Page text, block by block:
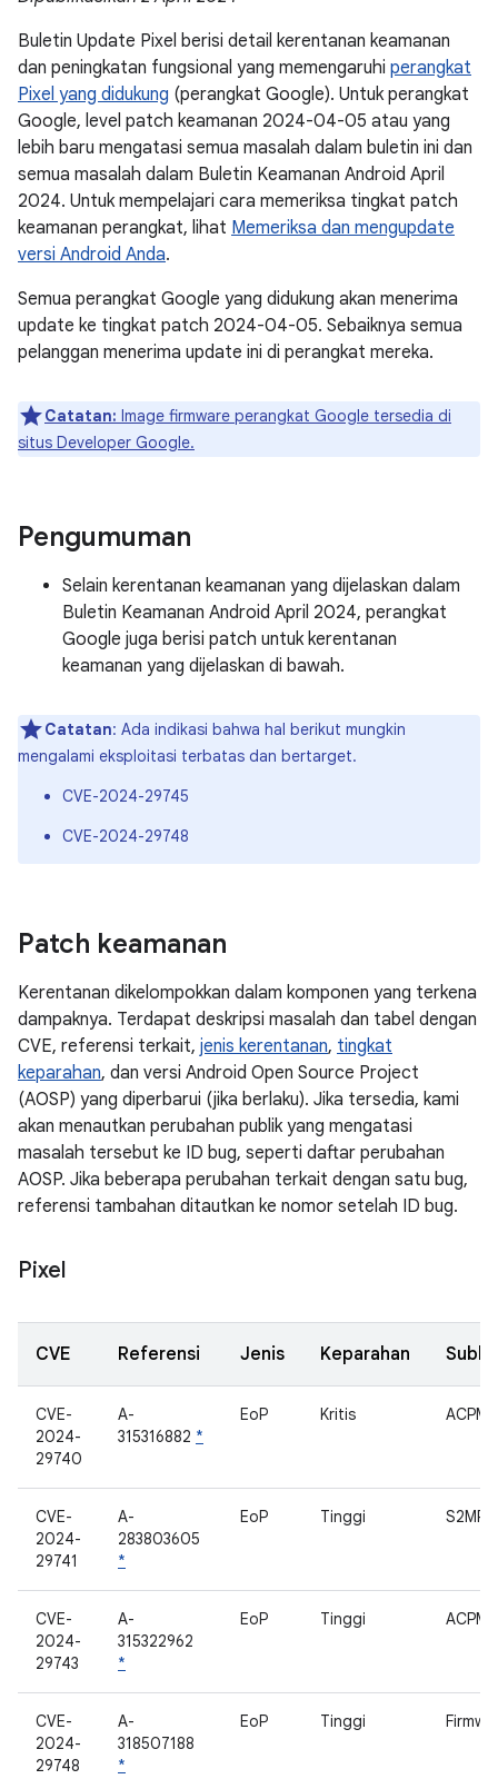
Buletin Update Pixel berisi detail kerentanan keamanan
dan peningkatan fungsional yang memengaruhi perangkat
Pixel yang didukung (perangkat Google). Untuk perangkat
Google, level patch keamanan 2024-04-05 atau yang
lebih baru mengatasi semua masalah dalam buletin ini dan
semua masalah dalam Buletin Keamanan Android April
2024. Untuk mempelajari cara memeriksa tingkat patch
keamanan perangkat, lihat Memeriksa dan mengupdate
versi Android Anda.
Semua perangkat Google yang didukung akan menerima
update ke tingkat patch 2024-04-05. Sebaiknya semua
pelanggan menerima update ini di perangkat mereka.
Catatan: Image firmware perangkat Google tersedia di
situs Developer Google.
Pengumuman
Selain kerentanan keamanan yang dijelaskan dalam
Buletin Keamanan Android April 2024, perangkat
Google juga berisi patch untuk kerentanan
keamanan yang dijelaskan di bawah.
Catatan: Ada indikasi bahwa hal berikut mungkin
mengalami eksploitasi terbatas dan bertarget.
CVE-2024-29745
CVE-2024-29748
Patch keamanan
Kerentanan dikelompokkan dalam komponen yang terkena
dampaknya. Terdapat deskripsi masalah dan tabel dengan
CVE, referensi terkait, jenis kerentanan, tingkat
keparahan, dan versi Android Open Source Project
(AOSP) yang diperbarui (jika berlaku). Jika tersedia, kami
akan menautkan perubahan publik yang mengatasi
masalah tersebut ke ID bug, seperti daftar perubahan
AOSP. Jika beberapa perubahan terkait dengan satu bug,
referensi tambahan ditautkan ke nomor setelah ID bug.
Pixel
CVE Referensi Jenis Keparahan
CVE-
2024-
29740
A-
315316882 *
EoP Kritis ACPM
CVE-
2024-
29741
A-
283803605
*
EoP Tinggi S2MPU
CVE-
2024-
29743
A-
315322962
*
EoP Tinggi ACPM
CVE-
2024-
29748
A-
318507188
*
EoP Tinggi